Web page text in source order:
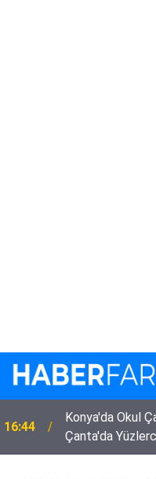
16:44
Konya'da Okul
Çanta'da